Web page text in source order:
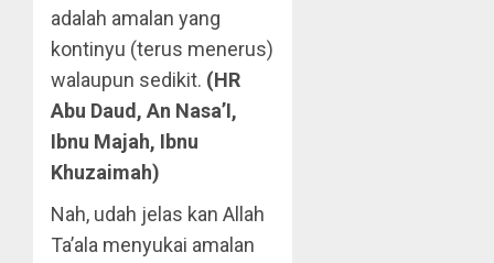
adalah amalan yang
kontinyu (terus menerus)
walaupun sedikit. (HR
Abu Daud, An Nasa’I,
Ibnu Majah, Ibnu
Khuzaimah)
Nah, udah jelas kan Allah
Ta’ala menyukai amalan